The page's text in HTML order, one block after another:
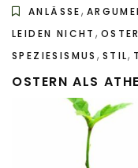
ANLÄSSE,
LEIDEN NICHT ,
SPEZIESISMUS , STIL,
OSTERN ALS